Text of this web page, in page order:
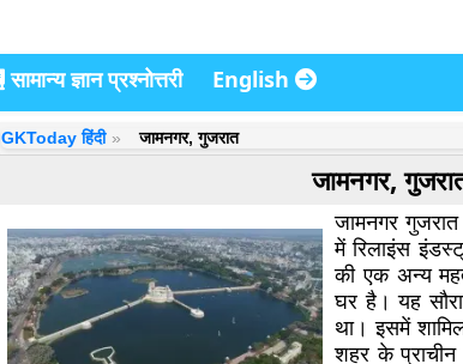
सामान्य ज्ञान प्रश्नोत्तरी English
GKToday हिंदी जामनगर, गुजरात
जामनगर,
जामनगर
में रिलाइंस
की एक अन्य
घर है। यह
था। इसमें
शहर के